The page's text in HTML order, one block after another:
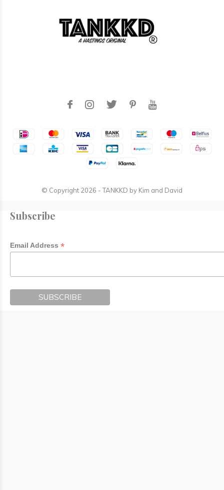
© Copyright 2026 - TANKKD by Kim and David
Subscribe
Email Address *